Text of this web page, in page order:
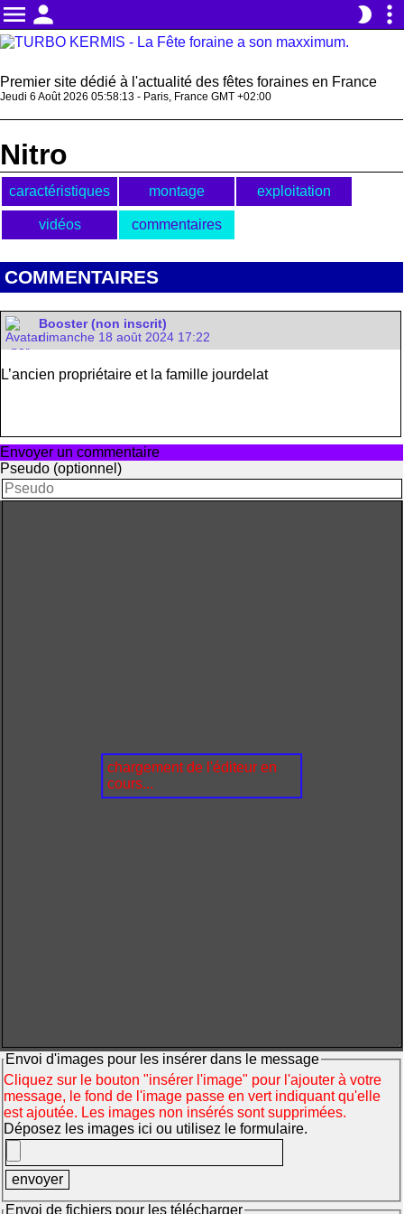
menu person brightness_2 more_vert
Premier site dédié à l'actualité des fêtes foraines en France
Jeudi 6 Août 2026 05:58:13 - Paris, France GMT +02:00
Nitro
caractéristiques montage exploitation
vidéos commentaires
COMMENTAIRES
Booster (non inscrit)
dimanche 18 août 2024 17:22
L’ancien propriétaire et la famille jourdelat
Envoyer un commentaire
Pseudo (optionnel)
chargement de l'éditeur en
cours...
Envoi d'images pour les insérer dans le message
Cliquez sur le bouton "insérer l'image" pour l'ajouter à votre
message, le fond de l'image passe en vert indiquant qu'elle
est ajoutée. Les images non insérés sont supprimées.
Déposez les images ici ou utilisez le formulaire.
Envoi de fichiers pour les télécharger